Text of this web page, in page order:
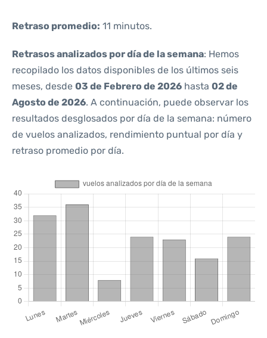
Retraso promedio: 11 minutos.
Retrasos analizados por día de la semana: Hemos
recopilado los datos disponibles de los últimos seis
meses, desde 03 de Febrero de 2026 hasta 02 de
Agosto de 2026. A continuación, puede observar los
resultados desglosados por día de la semana: número
de vuelos analizados, rendimiento puntual por día y
retraso promedio por día.